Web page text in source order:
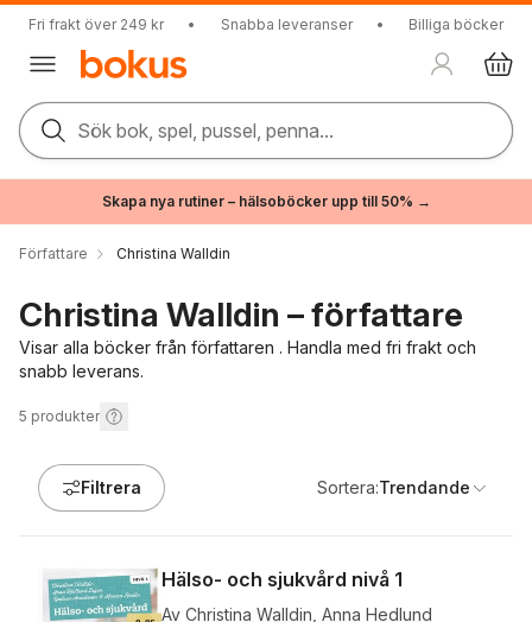
Fri frakt över 249 kr • Snabba leveranser • Billiga böcker
Sök bok, spel, pussel, penna...
Skapa nya rutiner – hälsoböcker upp till 50% →
Författare Christina Walldin
Christina Walldin – författare
Visar alla böcker från författaren . Handla med fri frakt och
snabb leverans.
5 produkter
Filtrera Sortera:Trendande
Hälso- och sjukvård nivå 1
Av Christina Walldin Anna Hedlund